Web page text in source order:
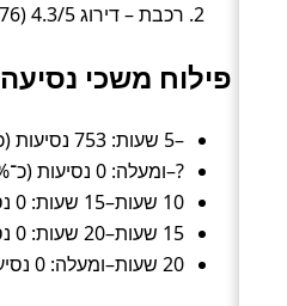
רכבת – דירוג 4.3/5 (1,176 חוות דעת).
פילוח משכי נסיעה
–5 שעות: 753 נסיעות (כ־97%).
?–ומעלה: 0 נסיעות (כ־0%).
10 שעות–15 שעות: 0 נסיעות (כ־0%).
15 שעות–20 שעות: 0 נסיעות (כ־0%).
20 שעות–ומעלה: 0 נסיעות (כ־0%).